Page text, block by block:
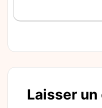
Laisser